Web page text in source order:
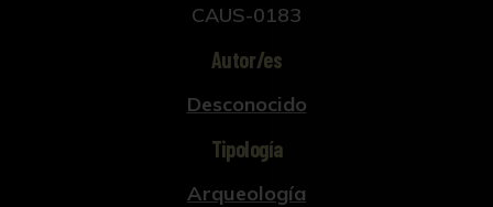
CAUS-0183
Autor/es
Desconocido
Tipología
Arqueología